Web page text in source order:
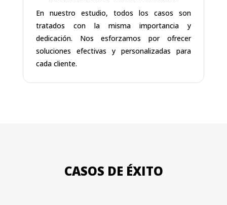
En nuestro estudio, todos los casos son
tratados con la misma importancia y
dedicación. Nos esforzamos por ofrecer
soluciones efectivas y personalizadas para
cada cliente.
CASOS DE ÉXITO